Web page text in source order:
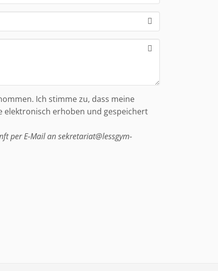
Ich stimme zu, dass meine
elektronisch erhoben und gespeichert
per E-Mail an sekretariat@lessgym-